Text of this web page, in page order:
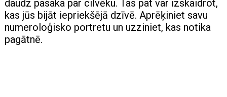
daudz pasaka par cilvēku. Tas pat var izskaidrot,
kas jūs bijāt iepriekšējā dzīvē. Aprēķiniet savu
numeroloģisko portretu un uzziniet, kas notika
pagātnē.